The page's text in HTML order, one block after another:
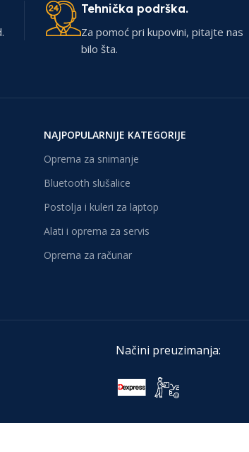
Tehnička podrška.
Za pomoć pri kupovini, pitajte nas
bilo šta.
NAJPOPULARNIJE KATEGORIJE
Oprema za snimanje
Bluetooth slušalice
Postolja i kuleri za laptop
Alati i oprema za servis
Oprema za računar
Načini preuzimanja: